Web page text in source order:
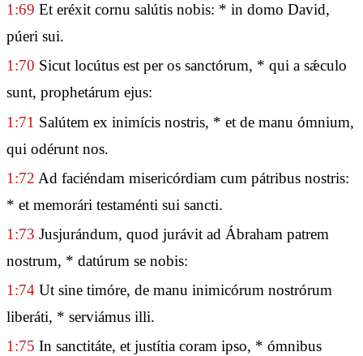
1:69 Et eréxit cornu salútis nobis: * in domo David,
púeri sui.
1:70 Sicut locútus est per os sanctórum, * qui a sǽculo
sunt, prophetárum ejus:
1:71 Salútem ex inimícis nostris, * et de manu ómnium,
qui odérunt nos.
1:72 Ad faciéndam misericórdiam cum pátribus nostris:
* et memorári testaménti sui sancti.
1:73 Jusjurándum, quod jurávit ad Ábraham patrem
nostrum, * datúrum se nobis:
1:74 Ut sine timóre, de manu inimicórum nostrórum
liberáti, * serviámus illi.
1:75 In sanctitáte, et justítia coram ipso, * ómnibus